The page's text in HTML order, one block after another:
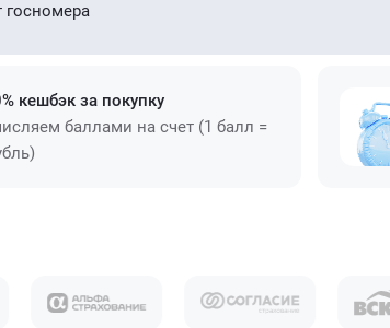
госномера
кешбэк за покупку
баллами на счет (1 балл =